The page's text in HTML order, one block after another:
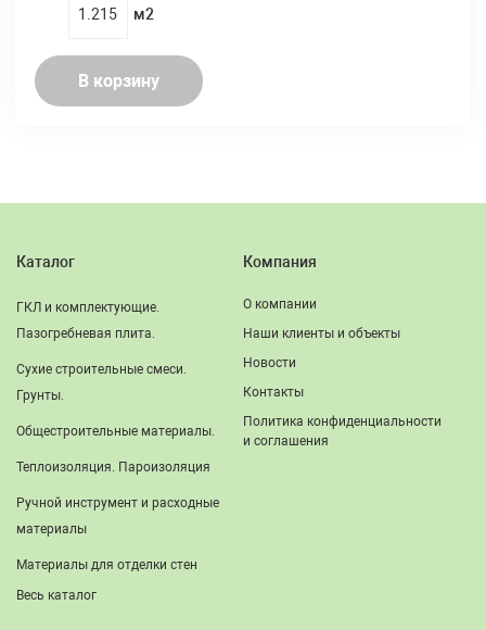
quantity
м2
В корзину
Каталог
ГКЛ и комплектующие.
Пазогребневая плита.
Сухие строительные смеси.
Грунты.
Общестроительные материалы.
Теплоизоляция. Пароизоляция
Ручной инструмент и расходные
материалы
Материалы для отделки стен
Весь каталог
Компания
О компании
Наши клиенты и объекты
Новости
Контакты
Политика конфиденциальности
и соглашения